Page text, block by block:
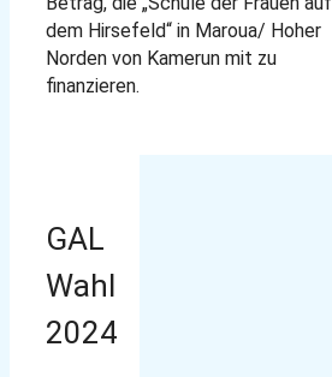
dem Hirsefeld“ in Maroua/ Hoher
Norden von Kamerun mit zu
finanzieren.
GAL
Wahl
2024